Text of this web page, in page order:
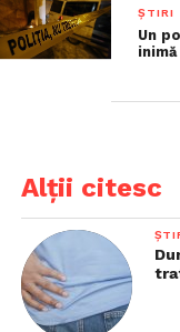
ȘTIRI
Un
Alții citesc